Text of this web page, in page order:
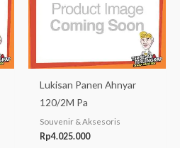
Lukisan Panen Ahnyar
120/2M Pa
Souvenir & Aksesoris
Rp4.025.000